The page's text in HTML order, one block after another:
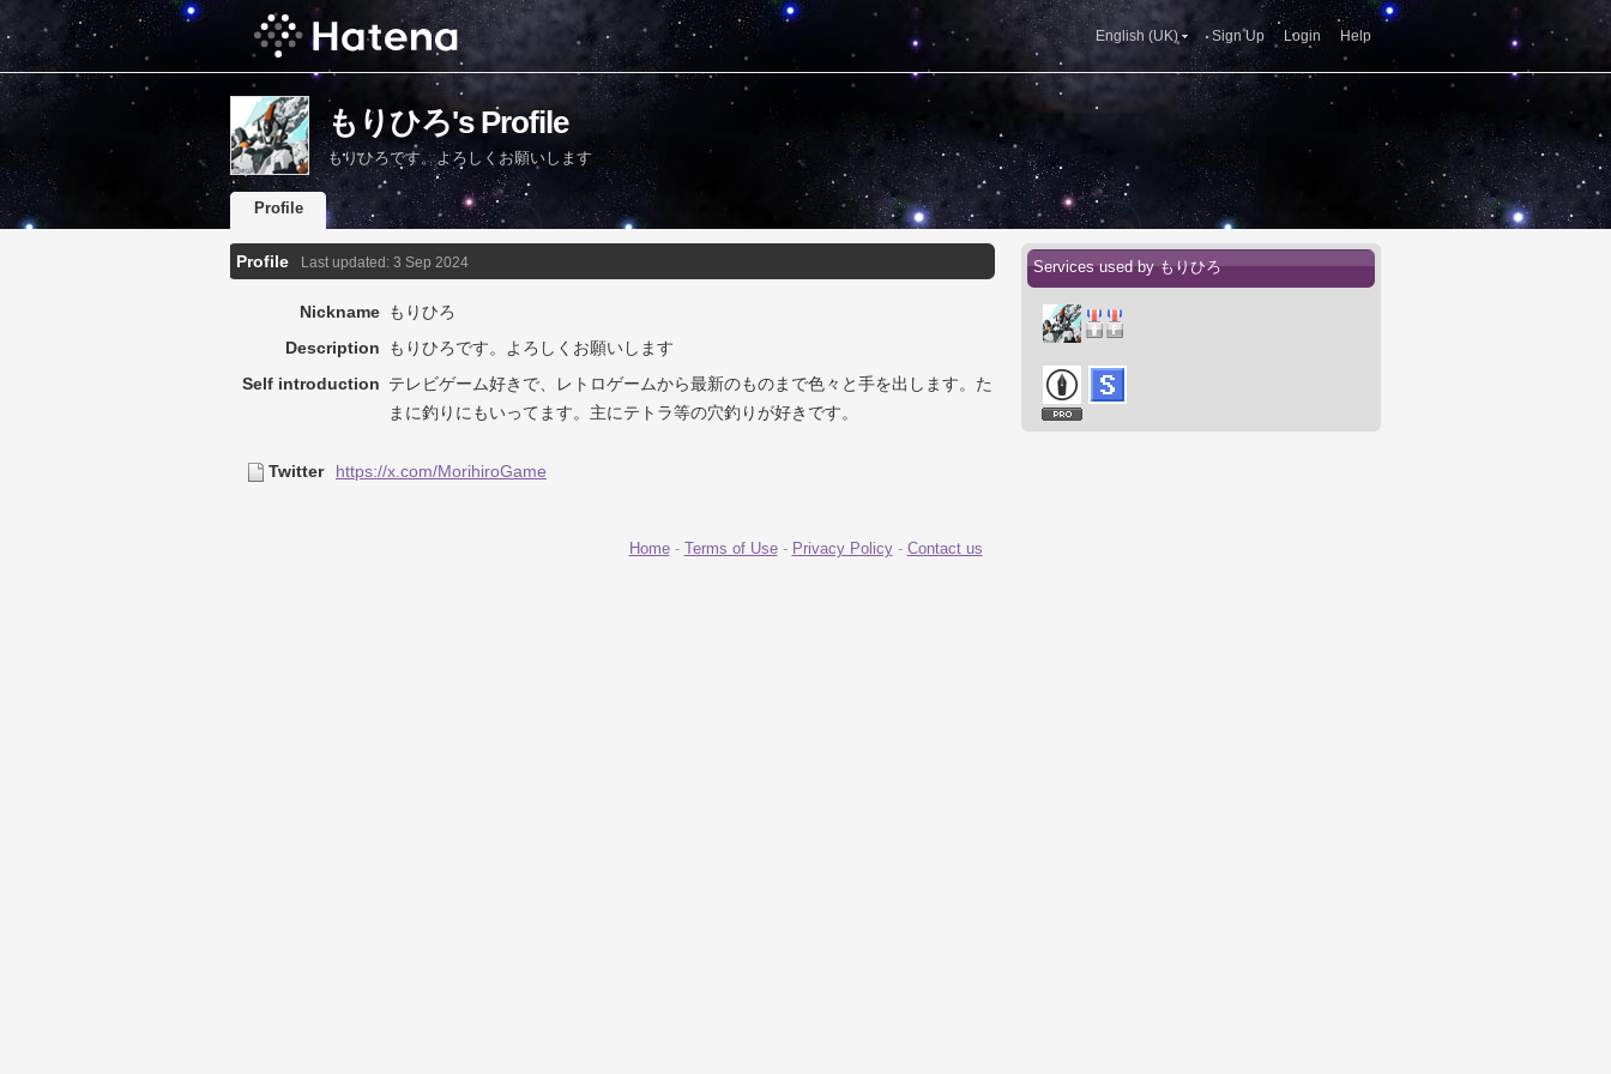
English (UK) Sign Up Login Help
もりひろ's Profile
もりひろです。よろしくお願いします
Profile
Profile Last updated: 3 Sep 2024
Nickname もりひろ
Description
もりひろです。よろしくお願いします
Self introduction テレビゲーム好きで、レトロゲームから最新のものまで色々と手を出します。た
まに釣りにもいってます。主にテトラ等の穴釣りが好きです。
Twitter https://x.com/MorihiroGame
Services used by もりひろ
Home- Terms of Use- Privacy Policy- Contact us